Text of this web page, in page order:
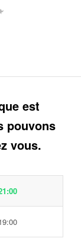
est
pouvons
vous.